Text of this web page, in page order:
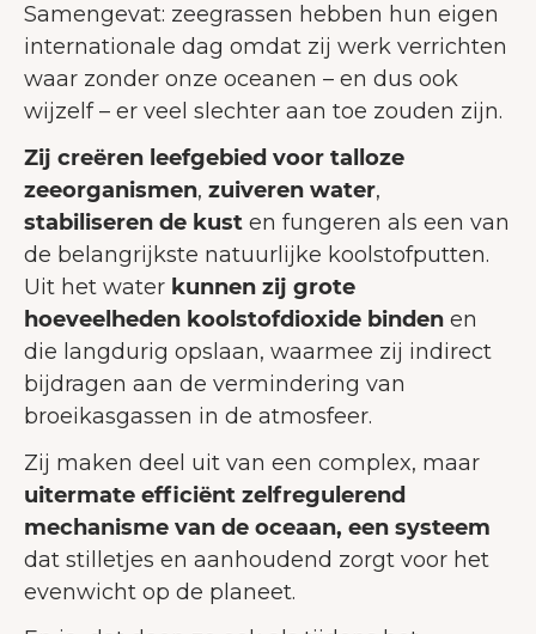
Samengevat: zeegrassen hebben hun eigen
internationale dag omdat zij werk verrichten
waar zonder onze oceanen – en dus ook
wijzelf – er veel slechter aan toe zouden zijn.
Zij creëren leefgebied voor talloze
zeeorganismen, zuiveren water,
stabiliseren de kust en fungeren als een van
de belangrijkste natuurlijke koolstofputten.
Uit het water kunnen zij grote
hoeveelheden koolstofdioxide binden en
die langdurig opslaan, waarmee zij indirect
bijdragen aan de vermindering van
broeikasgassen in de atmosfeer.
Zij maken deel uit van een complex, maar
uitermate efficiënt zelfregulerend
mechanisme van de oceaan, een systeem
dat stilletjes en aanhoudend zorgt voor het
evenwicht op de planeet.